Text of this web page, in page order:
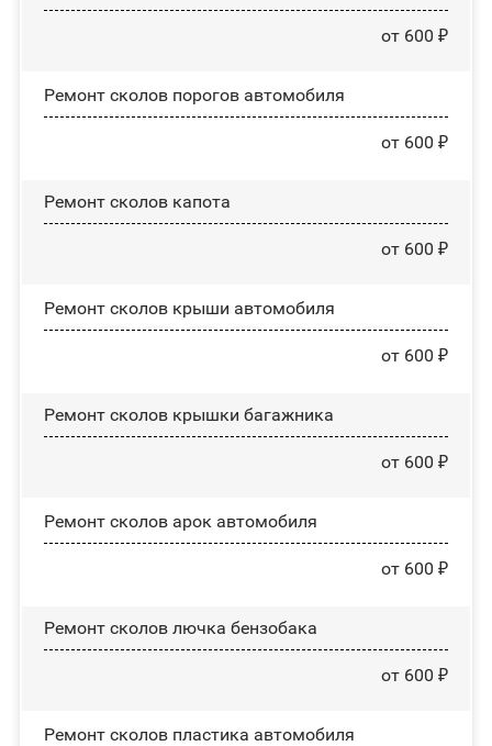
от 600 ₽
Ремонт сколов порогов автомобиля
от 600 ₽
Ремонт сколов капота
от 600 ₽
Ремонт сколов крыши автомобиля
от 600 ₽
Ремонт сколов крышки багажника
от 600 ₽
Ремонт сколов арок автомобиля
от 600 ₽
Ремонт сколов лючка бензобака
от 600 ₽
Ремонт сколов пластика автомобиля